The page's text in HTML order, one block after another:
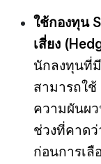
ใช้กองทุน
เสี่ยง
นักลงทุนที่
สามารถใช้
ความผันผว
ช่วงที่คาด
ก่อนการเ